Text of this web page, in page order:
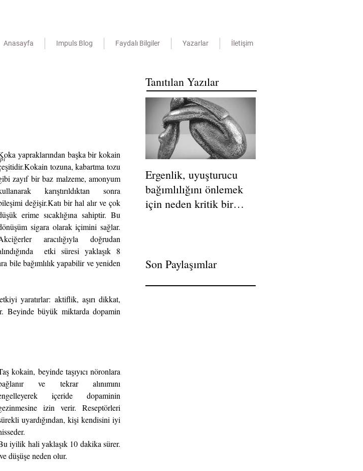
Anasayfa Impuls Blog Faydalı Bilgiler Yazarlar İletişim
Tanıtılan Yazılar
yapraklarından başka bir kokain
tozuna, kabartma tozu
zayıf bir baz malzeme, amonyum
karıştırıldıktan sonra
değişir.Katı bir hal alır ve çok
erime sıcaklığına sahiptir. Bu
sigara olarak içimini sağlar.
aracılığıyla doğrudan
etki süresi yaklaşık 8
bile bağımlılık yapabilir ve yeniden
yaratırlar: aktiflik, aşırı dikkat,
Beyinde büyük miktarda dopamin
kokain, beyinde taşıyıcı nöronlara
ve tekrar alınımını
içeride dopaminin
izin verir. Reseptörleri
uyardığından, kişi kendisini iyi
iyilik hali yaklaşık 10 dakika sürer.
düşüşe neden olur.
Ergenlik, uyuşturucu
bağımlılığını önlemek
için neden kritik bir
Son Paylaşımlar